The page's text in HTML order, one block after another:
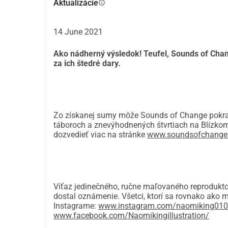
vrstiev akrylových farieb, na ktoré naniesla
Účasť funguje nasledovne:
2. Zanechajte pri vašom príspevku
reproduktorový set, aby sme vás mohli
zaradené do súťaže).
Aktualizácieinfo
14 June 2021
Ako nádherný výsledok! Teufel, Sounds of
za ich štedré dary.
Zo získanej sumy môže Sounds of Change
táboroch a znevýhodnených štvrtiach na
dozvedieť viac na stránke
Víťaz jedinečného, ručne maľovaného
dostal oznámenie. Všetci, ktorí sa rovnako ako
Instagrame: www.instagram.com/
www.facebook.com/Naomikingillustration/